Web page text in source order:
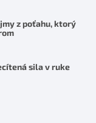
z poťahu, ktorý
sila v ruke